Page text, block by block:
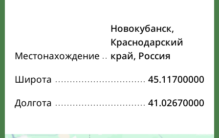
Местонахождение
Новокубанск,
Краснодарский
край, Россия
Широта
45.11700000
Долгота
41.02670000